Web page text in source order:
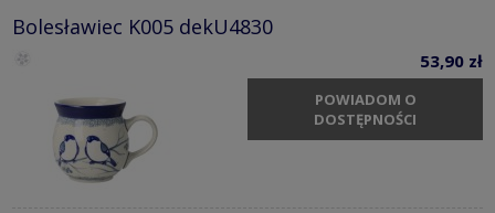
Bolesławiec K005 dekU4830
53,90 zł
POWIADOM O
DOSTĘPNOŚCI